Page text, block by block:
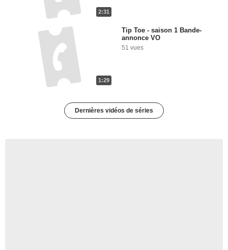
2:31
1:29
Tip Toe - saison 1 Bande-
annonce VO
51 vues
Dernières vidéos de séries